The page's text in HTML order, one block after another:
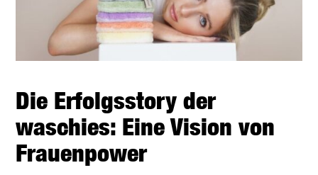
Die Erfolgsstory der
waschies: Eine Vision von
Frauenpower